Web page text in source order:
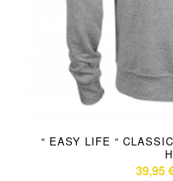
“ EASY LIFE “
39,95